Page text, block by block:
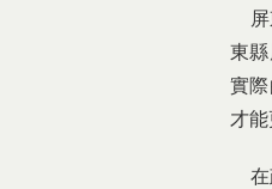
屏
東
實
才能
在